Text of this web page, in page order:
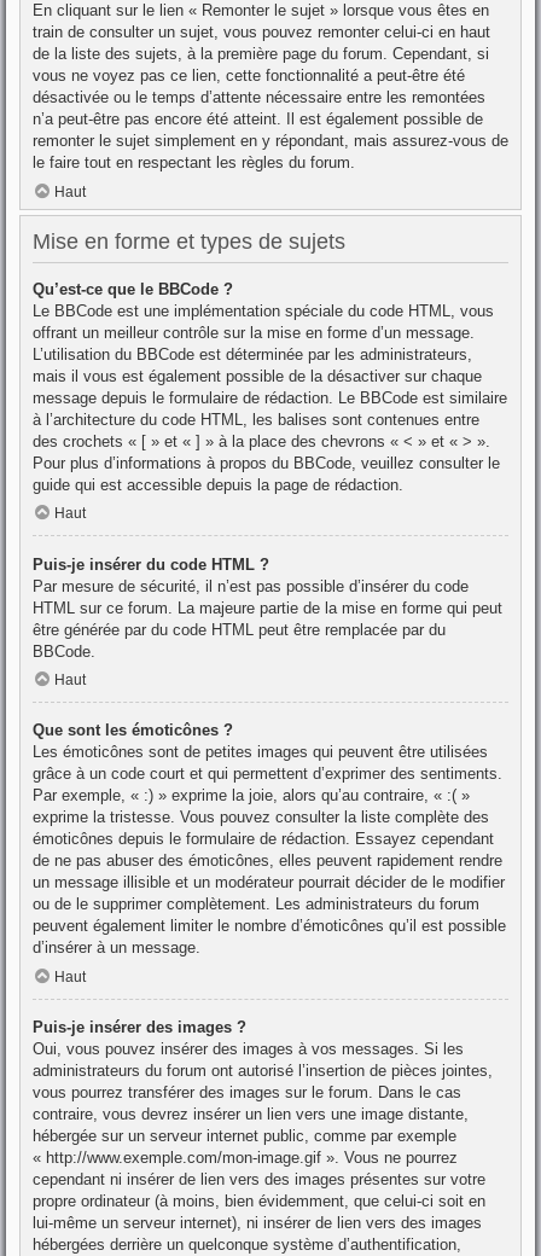
En cliquant sur le lien « Remonter le sujet » lorsque vous êtes en
train de consulter un sujet, vous pouvez remonter celui-ci en haut
de la liste des sujets, à la première page du forum. Cependant, si
vous ne voyez pas ce lien, cette fonctionnalité a peut-être été
désactivée ou le temps d’attente nécessaire entre les remontées
n’a peut-être pas encore été atteint. Il est également possible de
remonter le sujet simplement en y répondant, mais assurez-vous de
le faire tout en respectant les règles du forum.
Haut
Mise en forme et types de sujets
Qu’est-ce que le BBCode ?
Le BBCode est une implémentation spéciale du code HTML, vous
offrant un meilleur contrôle sur la mise en forme d’un message.
L’utilisation du BBCode est déterminée par les administrateurs,
mais il vous est également possible de la désactiver sur chaque
message depuis le formulaire de rédaction. Le BBCode est similaire
à l’architecture du code HTML, les balises sont contenues entre
des crochets « [ » et « ] » à la place des chevrons « < » et « > ».
Pour plus d’informations à propos du BBCode, veuillez consulter le
guide qui est accessible depuis la page de rédaction.
Haut
Puis-je insérer du code HTML ?
Par mesure de sécurité, il n’est pas possible d’insérer du code
HTML sur ce forum. La majeure partie de la mise en forme qui peut
être générée par du code HTML peut être remplacée par du
BBCode.
Haut
Que sont les émoticônes ?
Les émoticônes sont de petites images qui peuvent être utilisées
grâce à un code court et qui permettent d’exprimer des sentiments.
Par exemple, « :) » exprime la joie, alors qu’au contraire, « :( »
exprime la tristesse. Vous pouvez consulter la liste complète des
émoticônes depuis le formulaire de rédaction. Essayez cependant
de ne pas abuser des émoticônes, elles peuvent rapidement rendre
un message illisible et un modérateur pourrait décider de le modifier
ou de le supprimer complètement. Les administrateurs du forum
peuvent également limiter le nombre d’émoticônes qu’il est possible
d’insérer à un message.
Haut
Puis-je insérer des images ?
Oui, vous pouvez insérer des images à vos messages. Si les
administrateurs du forum ont autorisé l’insertion de pièces jointes,
vous pourrez transférer des images sur le forum. Dans le cas
contraire, vous devrez insérer un lien vers une image distante,
hébergée sur un serveur internet public, comme par exemple
« http://www.exemple.com/mon-image.gif ». Vous ne pourrez
cependant ni insérer de lien vers des images présentes sur votre
propre ordinateur (à moins, bien évidemment, que celui-ci soit en
lui-même un serveur internet), ni insérer de lien vers des images
hébergées derrière un quelconque système d’authentification,